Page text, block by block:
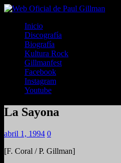
Inicio
Discografía
Biografía
Kultura Rock
Gillmanfest
Facebook
Instagram
Youtube
La Sayona
abril 1, 1994 0
[F. Coral / P. Gillman]